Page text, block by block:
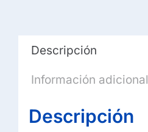
Win11
cantidad
Descripción
Información adicional
Descripción